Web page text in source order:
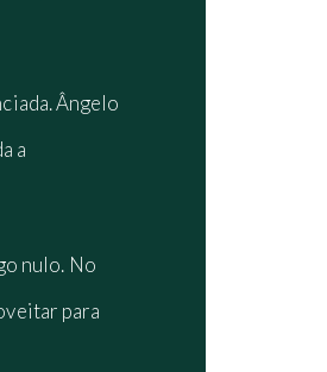
Ângelo
a
nulo. No
para